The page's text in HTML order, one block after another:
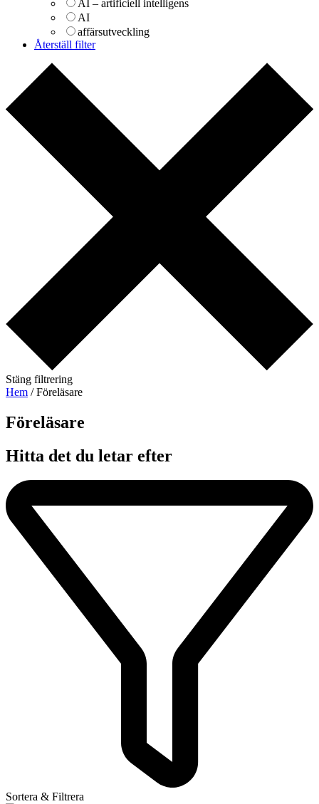
AI – artificiell intelligens
AI
affärsutveckling
Återställ filter
Stäng filtrering
Hem / Föreläsare
Föreläsare​
Hitta det du letar efter​
Sortera & Filtrera